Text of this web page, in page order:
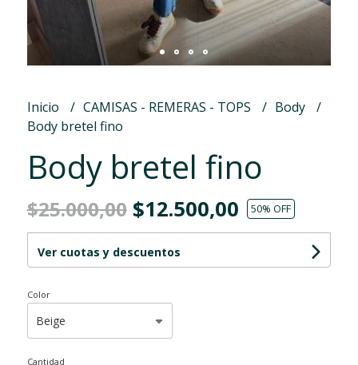
Inicio CAMISAS - REMERAS - TOPS
Body
Body bretel fino
Body bretel fino
$25.000,00$12.500,00 50% OFF
Ver cuotas y descuentos
Color
Cantidad